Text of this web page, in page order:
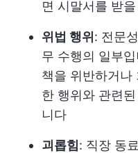
면 시말서를 받
위법 행위 : 전문
무 수행의 일부
책을 위반하거나
한 행위와 관련
니다
괴롭힘: 직장 동